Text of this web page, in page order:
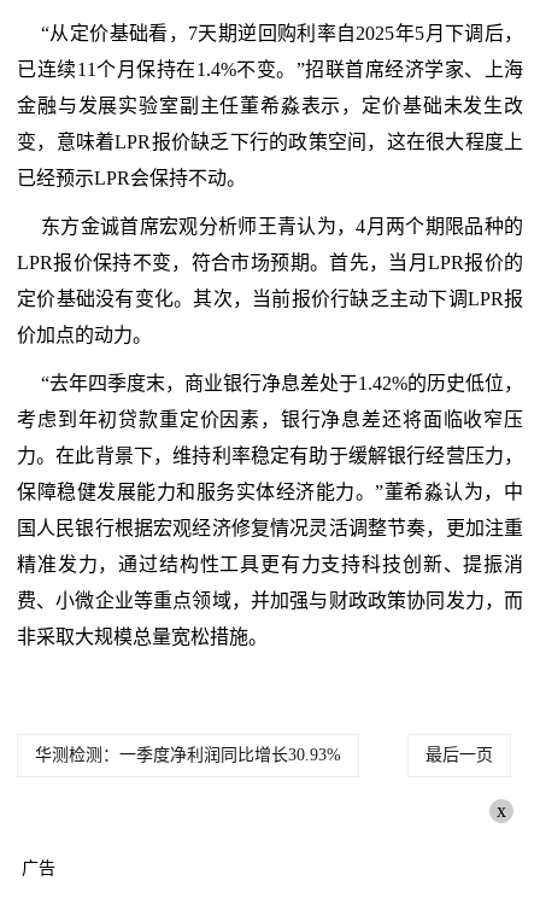
“从定价基础看，7天期逆回购利率自2025年5月下调后，
已连续11个月保持在1.4%不变。”招联首席经济学家、上海
金融与发展实验室副主任董希淼表示，定价基础未发生改
变，意味着LPR报价缺乏下行的政策空间，这在很大程度上
已经预示LPR会保持不动。
东方金诚首席宏观分析师王青认为，4月两个期限品种的
LPR报价保持不变，符合市场预期。首先，当月LPR报价的
定价基础没有变化。其次，当前报价行缺乏主动下调LPR报
价加点的动力。
“去年四季度末，商业银行净息差处于1.42%的历史低位，
考虑到年初贷款重定价因素，银行净息差还将面临收窄压
力。在此背景下，维持利率稳定有助于缓解银行经营压力，
保障稳健发展能力和服务实体经济能力。”董希淼认为，中
国人民银行根据宏观经济修复情况灵活调整节奏，更加注重
精准发力，通过结构性工具更有力支持科技创新、提振消
费、小微企业等重点领域，并加强与财政政策协同发力，而
非采取大规模总量宽松措施。
华测检测：一季度净利润同比增长30.93% 最后一页
x
广告